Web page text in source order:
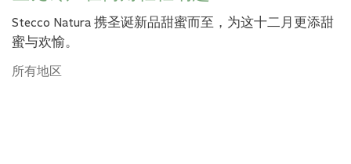
Stecco Natura 携圣诞新品甜蜜而至，为这十二月更添甜
蜜与欢愉。
所有地区